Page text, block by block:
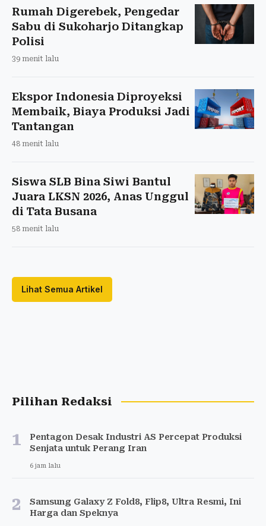
Rumah Digerebek, Pengedar
Sabu di Sukoharjo Ditangkap
Polisi
39 menit lalu
Ekspor Indonesia Diproyeksi
Membaik, Biaya Produksi Jadi
Tantangan
48 menit lalu
Siswa SLB Bina Siwi Bantul
Juara LKSN 2026, Anas Unggul
di Tata Busana
58 menit lalu
Lihat Semua Artikel
Pilihan Redaksi
1
Pentagon Desak Industri AS Percepat Produksi
Senjata untuk Perang Iran
6 jam lalu
2
Samsung Galaxy Z Fold8, Flip8, Ultra Resmi, Ini
Harga dan Speknya